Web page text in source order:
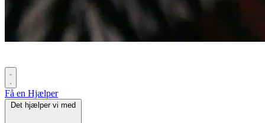
Få en Hjælper
Det hjælper vi med